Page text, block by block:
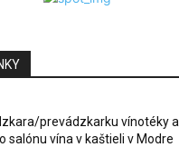
prevádzkarku vínotéky a
salónu vína v kaštieli v Modre